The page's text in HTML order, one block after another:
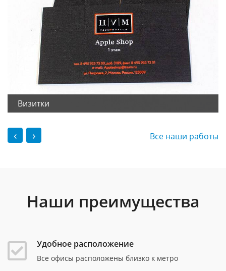
Визитки
‹ › Все наши работы
Наши преимущества
Удобное расположение
Все офисы расположены близко к метро